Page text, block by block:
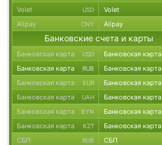
Volet USD Volet
Alipay CNY Alipay
Банковские счета и карты
Банковская карта USD Банковская карта
Банковская карта RUB Банковская карта
Банковская карта EUR Банковская карта
Банковская карта UAH Банковская карта
Банковская карта BYN Банковская карта
Банковская карта KZT Банковская карта
СБП RUB СБП